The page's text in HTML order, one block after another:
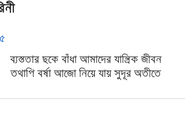
ব্যস্ততার ছকে বাঁধা আমাদের যান্ত্রিক জীবন
তথাপি বর্ষা আজো নিয়ে যায় সুদূর অতীতে